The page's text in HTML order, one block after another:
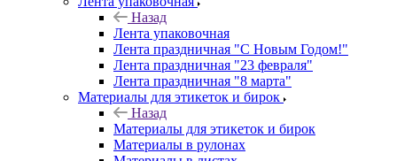
Назад
Лента упаковочная
Лента праздничная "С Новым Годом!"
Лента праздничная "23 февраля"
Лента праздничная "8 марта"
Материалы для этикеток и бирок
Назад
Материалы для этикеток и бирок
Материалы в рулонах